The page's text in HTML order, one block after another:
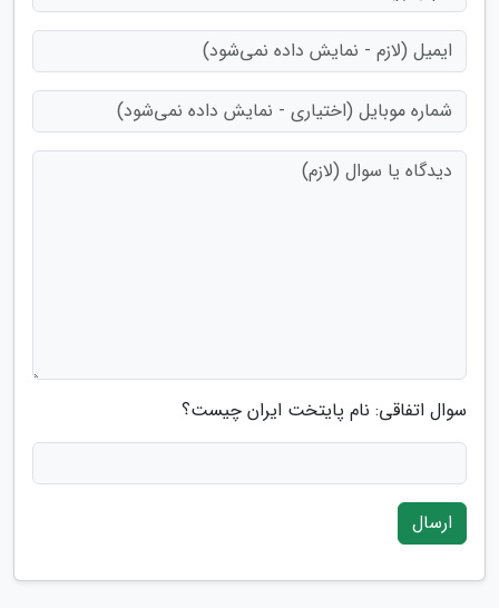
سوال اتفاقی: نام پایتخت ایران چیست؟
ارسال